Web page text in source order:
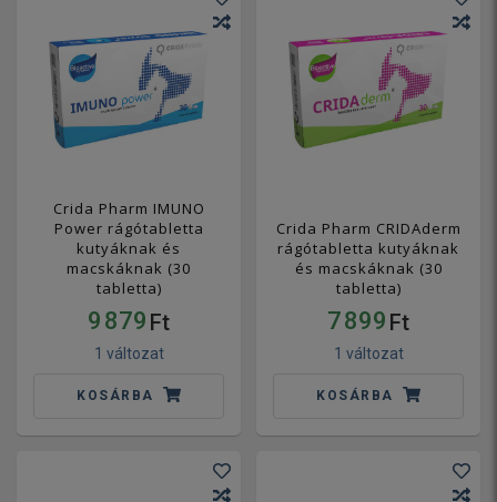
Crida Pharm IMUNO
Power rágótabletta
kutyáknak és
macskáknak (30
tabletta)
9 879 Ft
1 változat
KOSÁRBA
Crida Pharm CRIDAderm
rágótabletta kutyáknak
és macskáknak (30
tabletta)
7 899 Ft
1 változat
KOSÁRBA